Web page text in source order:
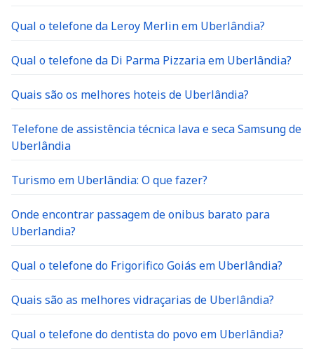
Qual o telefone da Leroy Merlin em Uberlândia?
Qual o telefone da Di Parma Pizzaria em Uberlândia?
Quais são os melhores hoteis de Uberlândia?
Telefone de assistência técnica lava e seca Samsung de
Uberlândia
Turismo em Uberlândia: O que fazer?
Onde encontrar passagem de onibus barato para
Uberlandia?
Qual o telefone do Frigorifico Goiás em Uberlândia?
Quais são as melhores vidraçarias de Uberlândia?
Qual o telefone do dentista do povo em Uberlândia?